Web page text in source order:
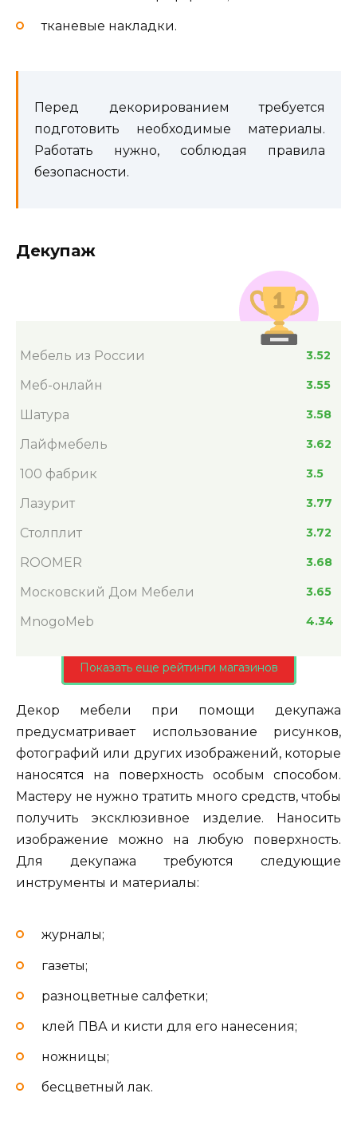
тканевые накладки.
Перед декорированием требуется
подготовить необходимые материалы.
Работать нужно, соблюдая правила
безопасности.
Декупаж
Мебель из России 3.52
Меб-онлайн 3.55
Шатура 3.58
Лайфмебель 3.62
100 фабрик 3.5
Лазурит 3.77
Столплит 3.72
ROOMER 3.68
Московский Дом Мебели 3.65
MnogoMeb 4.34
Показать еще рейтинги магазинов
Декор мебели при помощи декупажа
предусматривает использование рисунков,
фотографий или других изображений, которые
наносятся на поверхность особым способом.
Мастеру не нужно тратить много средств, чтобы
получить эксклюзивное изделие. Наносить
изображение можно на любую поверхность.
Для декупажа требуются следующие
инструменты и материалы:
журналы;
газеты;
разноцветные салфетки;
клей ПВА и кисти для его нанесения;
ножницы;
бесцветный лак.